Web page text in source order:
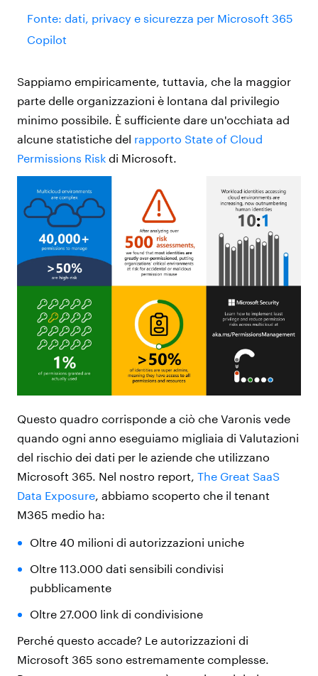
Fonte: dati, privacy e sicurezza per Microsoft 365
Copilot
Sappiamo empiricamente, tuttavia, che la maggior
parte delle organizzazioni è lontana dal privilegio
minimo possibile. È sufficiente dare un'occhiata ad
alcune statistiche del rapporto State of Cloud
Permissions Risk di Microsoft.
Questo quadro corrisponde a ciò che Varonis vede
quando ogni anno eseguiamo migliaia di Valutazioni
del rischio dei dati per le aziende che utilizzano
Microsoft 365. Nel nostro report, The Great SaaS
Data Exposure, abbiamo scoperto che il tenant
M365 medio ha:
Oltre 40 milioni di autorizzazioni uniche
Oltre 113.000 dati sensibili condivisi
pubblicamente
Oltre 27.000 link di condivisione
Perché questo accade? Le autorizzazioni di
Microsoft 365 sono estremamente complesse.